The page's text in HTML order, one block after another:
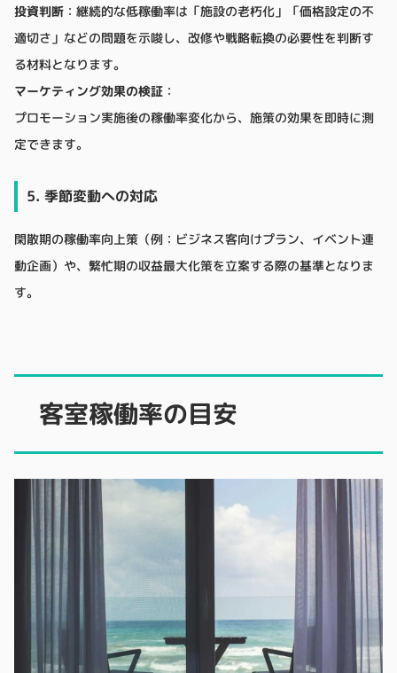
投資判断 ：継続的な低稼働率は「施設の老朽化」「価格設定の不
適切さ」などの問題を示唆し、改修や戦略転換の必要性を判断す
る材料となります。
マーケティング効果の検証 ：
プロモーション実施後の稼働率変化から、施策の効果を即時に測
定できます。
5. 季節変動への対応
閑散期の稼働率向上策（例：ビジネス客向けプラン、イベント連
動企画）や、繁忙期の収益最大化策を立案する際の基準となりま
す。
客室稼働率の目安